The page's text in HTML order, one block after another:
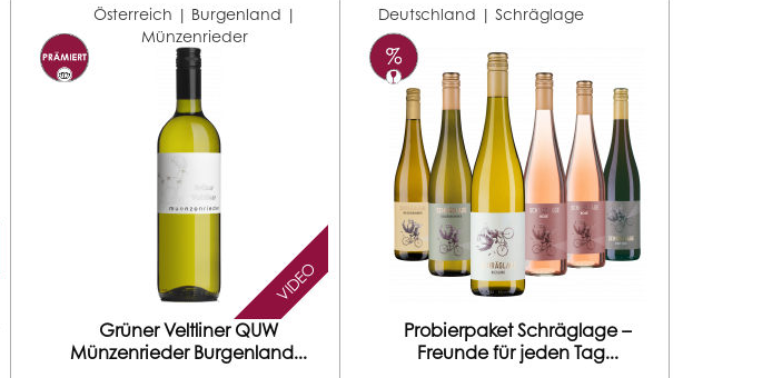
Österreich | Burgenland |
Münzenrieder
VIDEO
Grüner Veltliner QUW
Münzenrieder Burgenland...
Deutschland | Schräglage
Probierpaket Schräglage –
Freunde für jeden Tag...